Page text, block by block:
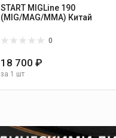
START MIGLine 190
(MIG/MAG/MMA) Китай
0
18 700 ₽
за 1 шт